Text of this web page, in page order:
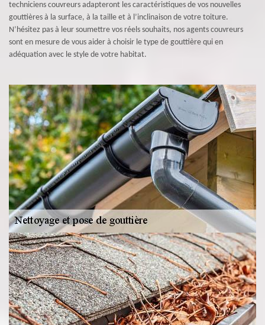
techniciens couvreurs adapteront les caractéristiques de vos nouvelles
gouttières à la surface, à la taille et à l’inclinaison de votre toiture.
N’hésitez pas à leur soumettre vos réels souhaits, nos agents couvreurs
sont en mesure de vous aider à choisir le type de gouttière qui en
adéquation avec le style de votre habitat.